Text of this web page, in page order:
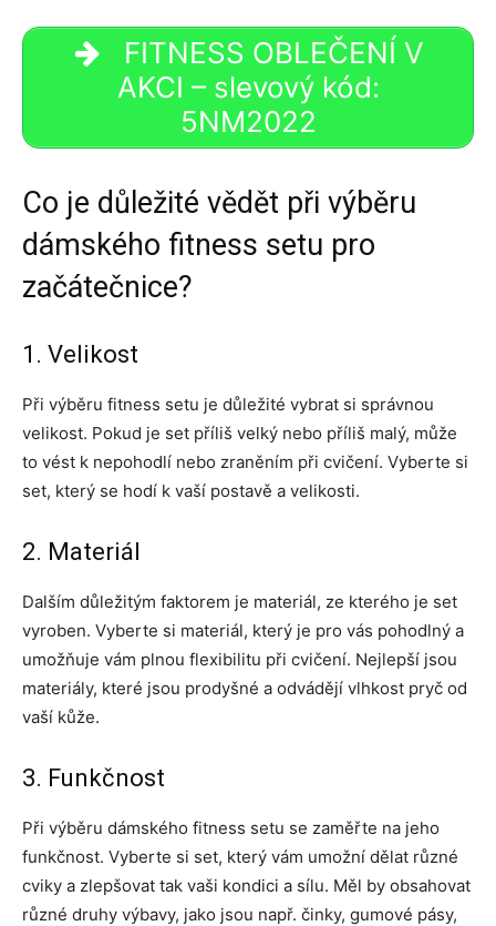
FITNESS OBLEČENÍ V
AKCI – slevový kód:
5NM2022
Co je důležité vědět při výběru
dámského fitness setu pro
začátečnice?
1. Velikost
Při výběru fitness setu je důležité vybrat si správnou
velikost. Pokud je set příliš velký nebo příliš malý, může
to vést k nepohodlí nebo zraněním při cvičení. Vyberte si
set, který se hodí k vaší postavě a velikosti.
2. Materiál
Dalším důležitým faktorem je materiál, ze kterého je set
vyroben. Vyberte si materiál, který je pro vás pohodlný a
umožňuje vám plnou flexibilitu při cvičení. Nejlepší jsou
materiály, které jsou prodyšné a odvádějí vlhkost pryč od
vaší kůže.
3. Funkčnost
Při výběru dámského fitness setu se zaměřte na jeho
funkčnost. Vyberte si set, který vám umožní dělat různé
cviky a zlepšovat tak vaši kondici a sílu. Měl by obsahovat
různé druhy výbavy, jako jsou např. činky, gumové pásy,